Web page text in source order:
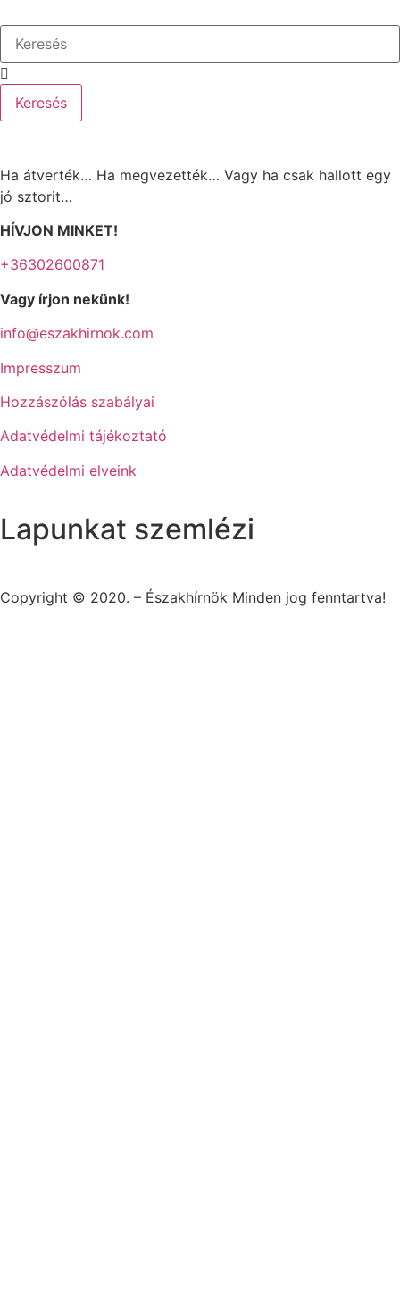
Keresés
Ha átverték… Ha megvezették… Vagy ha csak hallott egy
jó sztorit…
HÍVJON MINKET!
+36302600871
Vagy írjon nekünk!
info@eszakhirnok.com
Impresszum
Hozzászólás szabályai
Adatvédelmi tájékoztató
Adatvédelmi elveink
Lapunkat szemlézi
Copyright © 2020. – Északhírnök Minden jog fenntartva!